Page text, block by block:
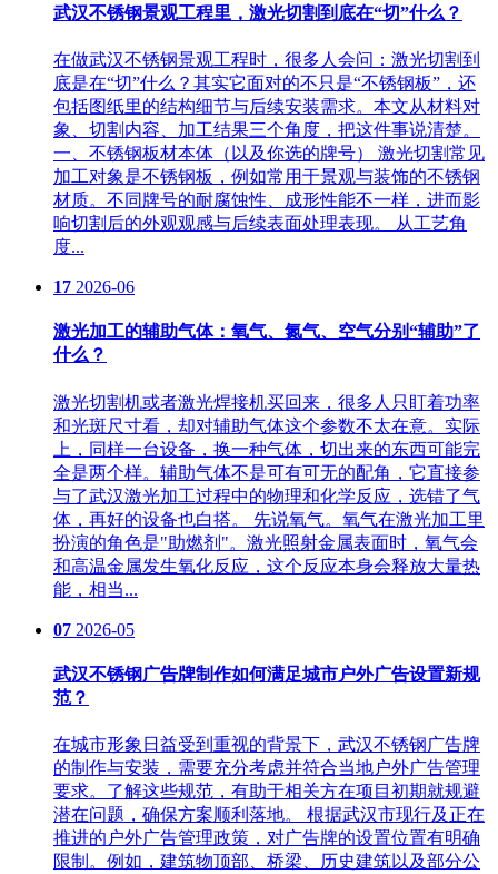
武汉不锈钢景观工程里，激光切割到底在“切”什么？
在做武汉不锈钢景观工程时，很多人会问：激光切割到
底是在“切”什么？其实它面对的不只是“不锈钢板”，还
包括图纸里的结构细节与后续安装需求。本文从材料对
象、切割内容、加工结果三个角度，把这件事说清楚。
一、不锈钢板材本体（以及你选的牌号） 激光切割常见
加工对象是不锈钢板，例如常用于景观与装饰的不锈钢
材质。不同牌号的耐腐蚀性、成形性能不一样，进而影
响切割后的外观观感与后续表面处理表现。 从工艺角
度...
17 2026-06
激光加工的辅助气体：氧气、氮气、空气分别“辅助”了
什么？
激光切割机或者激光焊接机买回来，很多人只盯着功率
和光斑尺寸看，却对辅助气体这个参数不太在意。实际
上，同样一台设备，换一种气体，切出来的东西可能完
全是两个样。辅助气体不是可有可无的配角，它直接参
与了武汉激光加工过程中的物理和化学反应，选错了气
体，再好的设备也白搭。 先说氧气。氧气在激光加工里
扮演的角色是"助燃剂"。激光照射金属表面时，氧气会
和高温金属发生氧化反应，这个反应本身会释放大量热
能，相当...
07 2026-05
武汉不锈钢广告牌制作如何满足城市户外广告设置新规
范？
在城市形象日益受到重视的背景下，武汉不锈钢广告牌
的制作与安装，需要充分考虑并符合当地户外广告管理
要求。了解这些规范，有助于相关方在项目初期就规避
潜在问题，确保方案顺利落地。 根据武汉市现行及正在
推进的户外广告管理政策，对广告牌的设置位置有明确
限制。例如，建筑物顶部、桥梁、历史建筑以及部分公